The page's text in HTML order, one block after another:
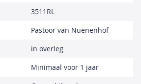
3511RL
Pastoor van Nuenenhof
in overleg
Minimaal voor 1 jaar